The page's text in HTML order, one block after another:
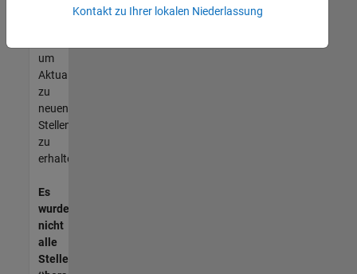
unseres
um
Aktualisierungen
zu
neuen
Stellenangeboten
zu
erhalten.
Es
wurden
nicht
alle
Stellen
Kontakt zu Ihrer lokalen Niederlassung